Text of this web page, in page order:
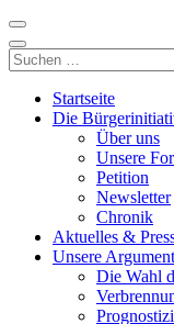
Zum
Inhalt
springen
(Enter
drücken)
Nordzubringer nein
Die BI
Zusammenschluss von
Schwenningen, der
dem Weiterbau der
Suchen
nach:
Startseite
Die
Über uns
Unsere
Petition
Newsletter
Chronik
Aktuelles &
Unsere
Die Wahl